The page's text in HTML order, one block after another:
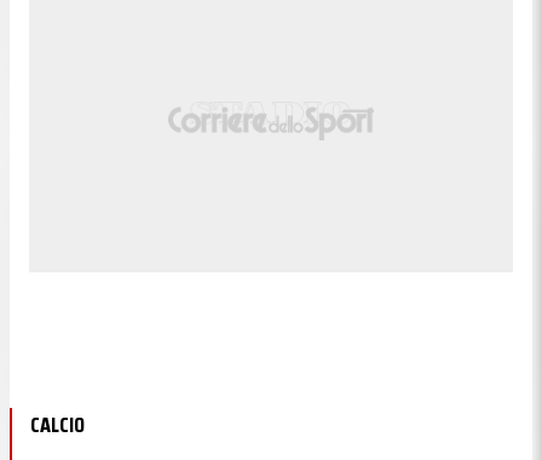
CALCIO